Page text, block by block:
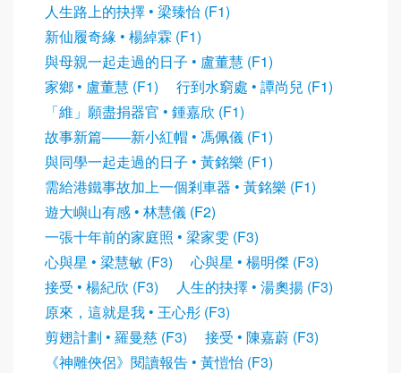
人生路上的抉擇 • 梁臻怡 (F1)
新仙履奇緣 • 楊綽霖 (F1)
與母親一起走過的日子 • 盧董慧 (F1)
家鄉 • 盧董慧 (F1)
行到水窮處 • 譚尚兒 (F1)
「維」願盡捐器官 • 鍾嘉欣 (F1)
故事新篇——新小紅帽 • 馮佩儀 (F1)
與同學一起走過的日子 • 黃銘樂 (F1)
需給港鐵事故加上一個剎車器 • 黃銘樂 (F1)
遊大嶼山有感 • 林慧儀 (F2)
一張十年前的家庭照 • 梁家雯 (F3)
心與星 • 梁慧敏 (F3)
心與星 • 楊明傑 (F3)
接受 • 楊紀欣 (F3)
人生的抉擇 • 湯奧揚 (F3)
原來，這就是我 • 王心彤 (F3)
剪翅計劃 • 羅曼慈 (F3)
接受 • 陳嘉蔚 (F3)
《神雕俠侶》閱讀報告 • 黃愷怡 (F3)